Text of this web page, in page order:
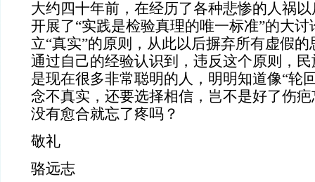
大约四十年前，在经历了各种悲惨的人祸
开展了“实践是检验真理的唯一标准”的大
立“真实”的原则，从此以后摒弃所有虚假
通过自己的经验认识到，违反这个原则，
是现在很多非常聪明的人，明明知道像“轮
念不真实，还要选择相信，岂不是好了伤
没有愈合就忘了疼吗？
敬礼
骆远志